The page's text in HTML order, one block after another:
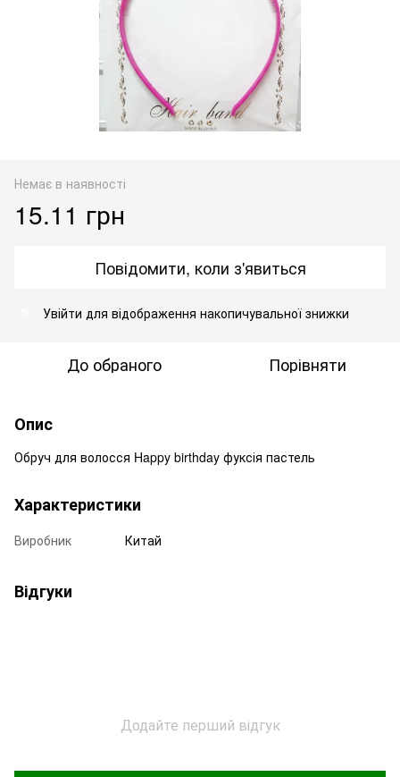
Немає в наявності
15.11 грн
Повідомити, коли з'явиться
Увійти для відображення накопичувальної знижки
До обраного Порівняти
Опис
Обруч для волосся Happy birthday фуксія пастель
Характеристики
Виробник Китай
Відгуки
Додайте перший відгук